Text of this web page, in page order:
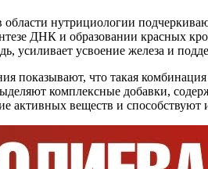
нутрициологии
ДНК и образовании красных
усиливает усвоение железа и
показывают, что такая
комплексные добавки,
активных веществ и